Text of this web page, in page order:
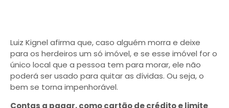
Luiz Kignel afirma que, caso alguém morra e deixe
para os herdeiros um só imóvel, e se esse imóvel for o
único local que a pessoa tem para morar, ele não
poderá ser usado para quitar as dívidas. Ou seja, o
bem se torna impenhorável.
Contas a pagar, como cartão de crédito e limite